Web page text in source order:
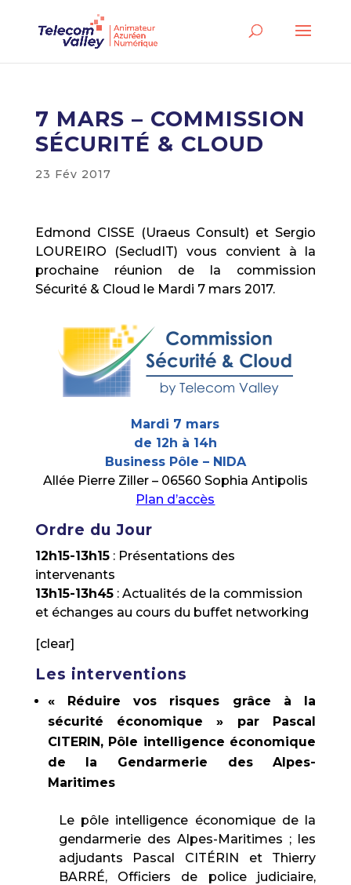
7 MARS – COMMISSION
SÉCURITÉ & CLOUD
23 Fév 2017
Edmond CISSE (Uraeus Consult) et Sergio
LOUREIRO (SecludIT) vous convient à la
prochaine réunion de la commission
Sécurité & Cloud le Mardi 7 mars 2017.
Mardi 7 mars
de 12h à 14h
Business Pôle – NIDA
Allée Pierre Ziller – 06560 Sophia Antipolis
Plan d’accès
Ordre du Jour
12h15-13h15: Présentations des
intervenants
13h15-13h45: Actualités de la commission
et échanges au cours du buffet networking
[clear]
Les interventions
« Réduire vos risques grâce à la
sécurité économique » par Pascal
CITERIN, Pôle intelligence économique
de la Gendarmerie des Alpes-
Maritimes
Le pôle intelligence économique de la
gendarmerie des Alpes-Maritimes ; les
adjudants Pascal CITÉRIN et Thierry
BARRÉ, Officiers de police judiciaire,